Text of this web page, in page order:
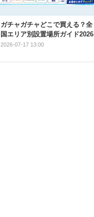
ガチャガチャどこで買える？全
国エリア別設置場所ガイド2026
2026-07-17 13:00